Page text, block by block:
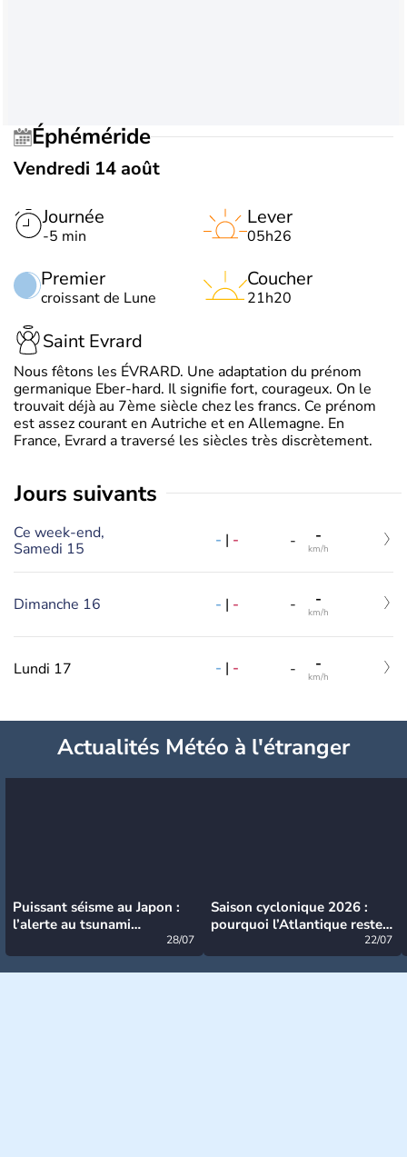
Éphéméride
Vendredi 14 août
Journée
-5 min
Premier
croissant de Lune
Lever
05h26
Coucher
21h20
Saint Evrard
Nous fêtons les ÉVRARD. Une adaptation du prénom
germanique Eber-hard. Il signifie fort, courageux. On le
trouvait déjà au 7ème siècle chez les francs. Ce prénom
est assez courant en Autriche et en Allemagne. En
France, Evrard a traversé les siècles très discrètement.
jours suivants
Ce week-end,
Samedi 15
- | - - -
km/h
Dimanche 16 - | - - -
km/h
Lundi 17 - | - - -
km/h
Actualités Météo à l'étranger
Puissant séisme au Japon :
l’alerte au tsunami
28/07
Saison cyclonique 2026 :
pourquoi l’Atlantique reste
22/07